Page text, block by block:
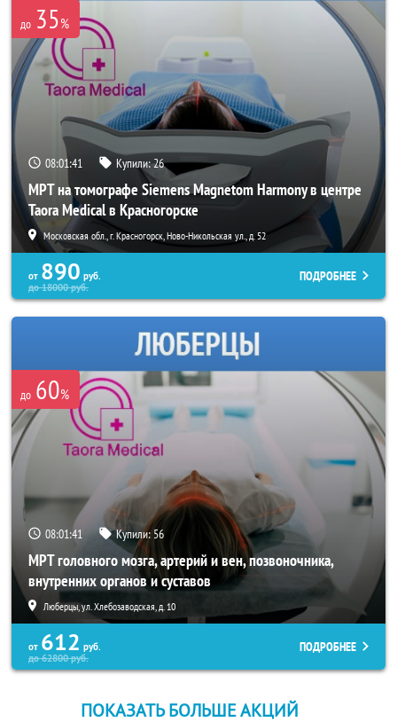
до 35%
08:01:41 Купили:26
МРТ на томографе Siemens Magnetom Harmony в центре
Taora Medical в Красногорске
Московская обл., г. Красногорск, Ново-Никольская ул., д. 52
от 890 руб.
до18000руб.
ПОДРОБНЕЕ
до 60%
08:01:41 Купили:56
МРТ головного мозга, артерий и вен, позвоночника,
внутренних органов и суставов
Люберцы, ул. Хлебозаводская, д. 10
от 612 руб.
до62800руб.
ПОДРОБНЕЕ
ПОКАЗАТЬ БОЛЬШЕ АКЦИЙ